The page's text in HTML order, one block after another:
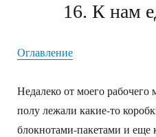
16. К нам
Оглавление
Недалеко от моего рабочего
полу лежали какие-то
блокнотами-пакетами и еще